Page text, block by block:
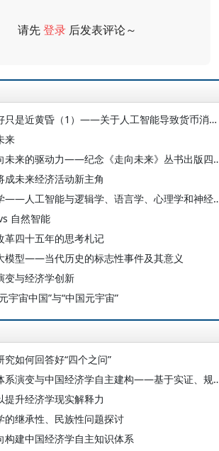
请先登录 后发表评论～
朱嘉明：夕阳无限好只是近黄昏（1）——关于人工智能导致货币消亡进程的几个问题
来
朱嘉明：思想：走向未来的驱
成未来经济活动新主角
朱嘉明：科学的科学——人工智
自然智能
革四十五年的思考札记
模型——当代历史的标志性事件及其意义
变与经济学创新
宇宙中国”与“中国元宇宙”
如何回答好“四个之问”
王欢：经济学知识体系演变与中国经
提升经济学现实解释力
的继承性、民族性问题探讨
构建中国经济学自主知识体系